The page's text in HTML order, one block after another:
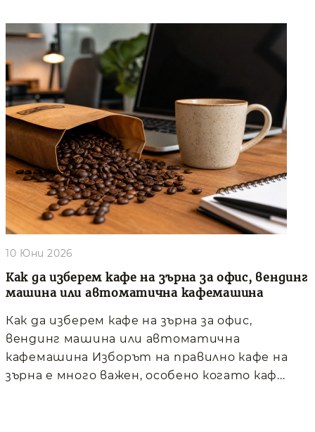
Как да изберем кафе на зърна за офис, вендинг
машина или автоматична кафемашина
10 Юни 2026
Как да изберем кафе на зърна за офис,
вендинг машина или автоматична
кафемашина Изборът на правилно кафе на
зърна е много важен, особено когато каф...